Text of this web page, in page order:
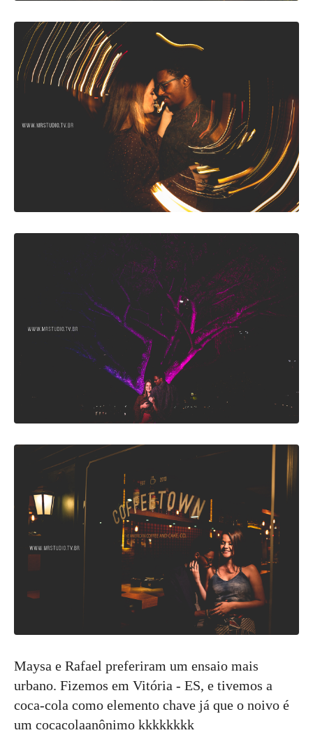
Maysa e Rafael preferiram um ensaio mais
urbano. Fizemos em Vitória - ES, e tivemos a
coca-cola como elemento chave já que o noivo é
um cocacolaanônimo kkkkkkkk